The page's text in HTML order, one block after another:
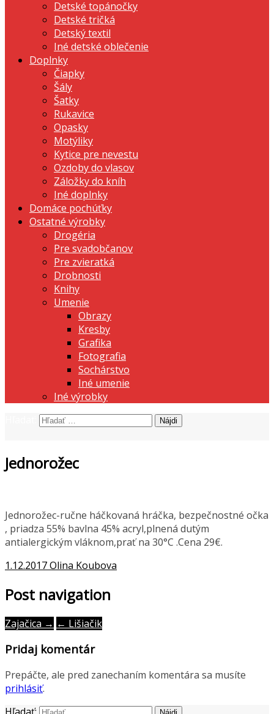
Detské topánočky
Detské tričká
Detský textil
Iné detské oblečenie
Doplnky
Čiapky
Šály
Šatky
Rukavice
Opasky
Motýliky
Kytice pre nevestu
Ozdoby do vlasov
Záložky do kníh
Iné doplnky
Domáce pochúťky
Ostatné výrobky
Drogéria
Pre svadobčanov
Pre zvieratká
Drobnosti
Knihy
Umenie
Obrazy
Kresby
Grafika
Fotografia
Sochárstvo
Iné umenie
Iné výrobky
Jednorožec
Jednorožec-ručne háčkovaná hráčka, bezpečnostné očka
, priadza 55% bavlna 45% acryl,plnená dutým
antialergickým vláknom,prať na 30°C .Cena 29€.
1.12.2017Olina Koubova
Post navigation
Zajačica → ← Lišiačik
Pridaj komentár
Prepáčte, ale pred zanechaním komentára sa musíte
prihlásiť.